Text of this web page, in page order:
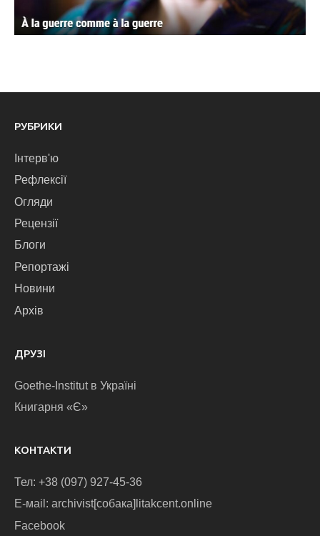
РУБРИКИ
Інтерв'ю
Рефлексії
Огляди
Рецензії
Блоги
Репортажі
Новини
Архів
ДРУЗІ
Goethe-Institut в Україні
Книгарня «Є»
КОНТАКТИ
Тел: +38 (097) 927-45-36
E-маіl: archivist[собака]litakcent.online
Facebook